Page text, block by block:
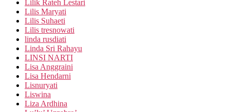
Lilik Rateh Lestari
Lilis Maryati
Lilis Suhaeti
Lilis tresnowati
linda rusdiati
Linda Sri Rahayu
LINSI NARTI
Lisa Anggraini
Lisa Hendarni
Lisnuryati
Liswina
Liza Ardhina